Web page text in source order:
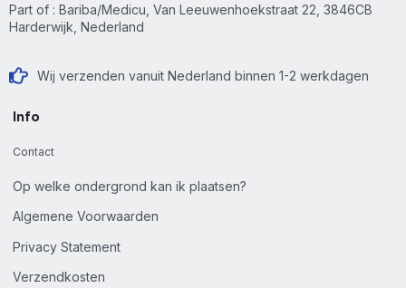
Part of : Bariba/Medicu, Van Leeuwenhoekstraat 22, 3846CB
Harderwijk, Nederland
Wij verzenden vanuit Nederland binnen 1-2 werkdagen
Info
Contact
Op welke ondergrond kan ik plaatsen?
Algemene Voorwaarden
Privacy Statement
Verzendkosten